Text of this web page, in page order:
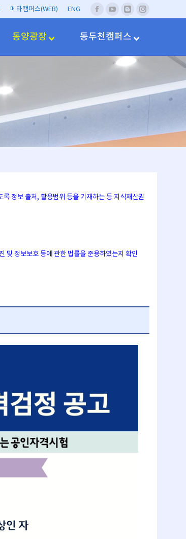
메타캠퍼스(WEB) ENG
페
스
북
유
브
네
버
그
Instagram
동양광장 동두천캠퍼스
정보 출처, 활용범위 등을 기재하는 등 지식재산권
및 정보보호 등에 관한 법률을 준용하였는지 확인